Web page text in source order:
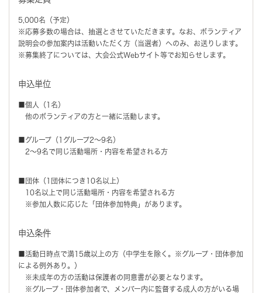
5,000名（予定）
※応募多数の場合は、抽選とさせていただきます。なお、ボランティア
説明会の参加案内は活動いただく方（当選者）へのみ、お送りします。
※募集終了については、大会公式Webサイト等でお知らせします。
申込単位
■個人（1名）
他のボランティアの方と一緒に活動します。
■グループ（1グループ2～9名）
2～9名で同じ活動場所・内容を希望される方
■団体（1団体につき10名以上）
10名以上で同じ活動場所・内容を希望される方
※参加人数に応じた「団体参加特典」があります。
申込条件
■活動日時点で満15歳以上の方（中学生を除く。※グループ・団体参加
による例外あり。）
※未成年の方の活動は保護者の同意書が必要となります。
※グループ・団体参加者で、メンバー内に監督する成人の方がいる場